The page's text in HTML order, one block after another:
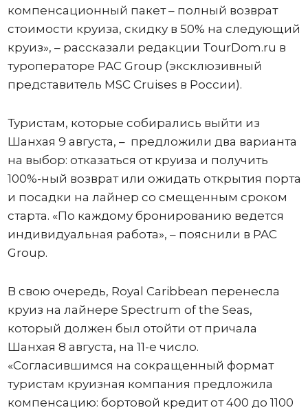
компенсационный пакет – полный возврат
стоимости круиза, скидку в 50% на следующий
круиз», – рассказали редакции TourDom.ru в
туроператоре PAC Group (эксклюзивный
представитель MSC Cruises в России).
Туристам, которые собирались выйти из
Шанхая 9 августа, – предложили два варианта
на выбор: отказаться от круиза и получить
100%-ный возврат или ожидать открытия порта
и посадки на лайнер со смещенным сроком
старта. «По каждому бронированию ведется
индивидуальная работа», – пояснили в PAC
Group.
В свою очередь, Royal Caribbean перенесла
круиз на лайнере Spectrum of the Seas,
который должен был отойти от причала
Шанхая 8 августа, на 11-е число.
«Согласившимся на сокращенный формат
туристам круизная компания предложила
компенсацию: бортовой кредит от 400 до 1100